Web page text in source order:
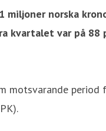
norska
var på 88
motsvarande